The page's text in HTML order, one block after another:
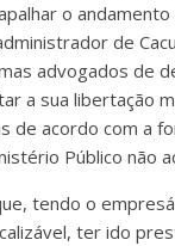
o
de
advogados de
a sua libertação
de acordo com a
Público não
tendo o
ter ido